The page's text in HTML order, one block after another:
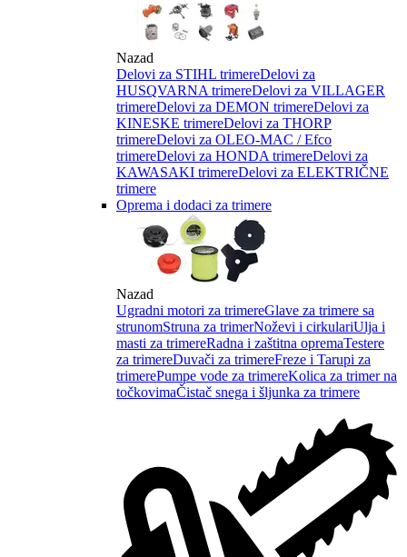
Nazad
Delovi za STIHL trimereDelovi za
HUSQVARNA trimereDelovi za VILLAGER
trimereDelovi za DEMON trimereDelovi za
KINESKE trimereDelovi za THORP
trimereDelovi za OLEO-MAC / Efco
trimereDelovi za HONDA trimereDelovi za
KAWASAKI trimereDelovi za ELEKTRIČNE
trimere
Oprema i dodaci za trimere
Nazad
Ugradni motori za trimereGlave za trimere sa
strunomStruna za trimerNoževi i cirkulariUlja i
masti za trimereRadna i zaštitna opremaTestere
za trimereDuvači za trimereFreze i Tarupi za
trimerePumpe vode za trimereKolica za trimer na
točkovimaČistač snega i šljunka za trimere